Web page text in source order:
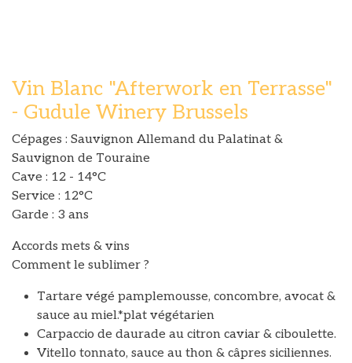
Vin Blanc "Afterwork en Terrasse"
- Gudule Winery Brussels
Cépages : Sauvignon Allemand du Palatinat &
Sauvignon de Touraine
Cave : 12 - 14°C
Service : 12°C
Garde : 3 ans
Accords mets & vins
Comment le sublimer ?
Tartare végé pamplemousse, concombre, avocat &
sauce au miel.*plat végétarien
Carpaccio de daurade au citron caviar & ciboulette.
Vitello tonnato, sauce au thon & câpres siciliennes.